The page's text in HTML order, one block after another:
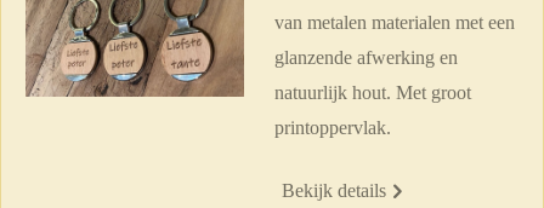
van metalen materialen met een
glanzende afwerking en
natuurlijk hout. Met groot
printoppervlak.
Bekijk details